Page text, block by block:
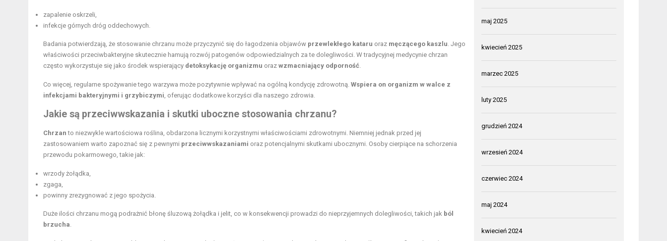
zapalenie oskrzeli,
infekcje górnych dróg oddechowych.
Badania potwierdzają, że stosowanie chrzanu może przyczynić się do łagodzenia objawów przewlekłego kataru oraz męczącego kaszlu . Jego
właściwości przeciwbakteryjne skutecznie hamują rozwój patogenów odpowiedzialnych za te dolegliwości. W tradycyjnej medycynie chrzan
często wykorzystuje się jako środek wspierający detoksykację organizmu oraz wzmacniający odporność
Co więcej, regularne spożywanie tego warzywa może pozytywnie wpływać na ogólną kondycję zdrowotną. Wspiera on organizm w walce z
infekcjami bakteryjnymi i grzybiczymi , oferując dodatkowe korzyści dla naszego zdrowia.
Jakie są przeciwwskazania i skutki uboczne stosowania chrzanu?
Chrzan to niezwykle wartościowa roślina, obdarzona licznymi korzystnymi właściwościami zdrowotnymi. Niemniej jednak przed jej
zastosowaniem warto zapoznać się z pewnymi przeciwwskazaniami oraz potencjalnymi skutkami ubocznymi. Osoby cierpiące na schorzenia
przewodu pokarmowego, takie jak:
wrzody żołądka,
zgaga,
powinny zrezygnować z jego spożycia.
Duże ilości chrzanu mogą podrażnić błonę śluzową żołądka i jelit, co w konsekwencji prowadzi do nieprzyjemnych dolegliwości, takich jak ból
brzucha
maj 2025
kwiecień 2025
marzec 2025
luty 2025
grudzień 2024
wrzesień 2024
czerwiec 2024
maj 2024
kwiecień 2024